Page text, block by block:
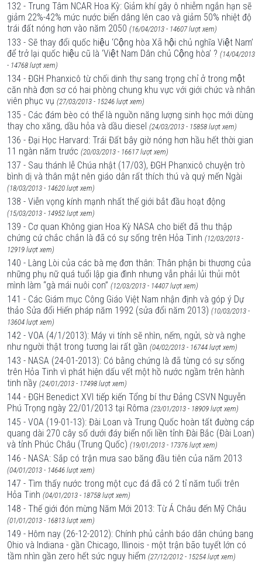
132 - Trung Tâm NCAR Hoa Kỳ: Giảm khí gây ô nhiễm ngắn hạn sẽ
giảm 22%-42% mức nước biển dâng lên cao và giảm 50% nhiệt độ
trái đất nóng hơn vào năm 2050 (16/04/2013 - 14607 lượt xem)
133 - Sẽ thay đổi quốc hiệu ‘Cộng hòa Xã hội chủ nghĩa Việt Nam’
để trở lại quốc hiệu cũ là ‘Việt Nam Dân chủ Cộng hòa’ ? (14/04/2013
- 14768 lượt xem)
134 - ĐGH Phanxicô từ chối dinh thự sang trọng chỉ ở trong một
căn nhà đơn sơ có hai phòng chung khu vực với giới chức và nhân
viên phục vụ (27/03/2013 - 15246 lượt xem)
135 - Các đám bèo có thể là nguồn năng lượng sinh học mới dùng
thay cho xăng, dầu hỏa và dầu diesel (24/03/2013 - 15858 lượt xem)
136 - Đại Học Harvard: Trái Đất bây giờ nóng hơn hầu hết thời gian
11 ngàn năm trước (20/03/2013 - 16617 lượt xem)
137 - Sau thánh lễ Chúa nhật (17/03), ĐGH Phanxicô chuyện trò
bình dị và thân mật nên giáo dân rất thích thú và quý mến Ngài
(18/03/2013 - 14620 lượt xem)
138 - Viễn vọng kính mạnh nhất thế giới bắt đầu hoạt động
(15/03/2013 - 14952 lượt xem)
139 - Cơ quan Không gian Hoa Kỳ NASA cho biết đã thu thập
chứng cứ chắc chắn là đã có sự sống trên Hỏa Tinh (12/03/2013 -
12919 lượt xem)
140 - Làng Lòi của các bà mẹ đơn thân: Thân phận bi thương của
những phụ nữ quá tuổi lập gia đình nhưng vẫn phải lủi thủi môt
mình làm “gà mái nuôi con” (12/03/2013 - 14407 lượt xem)
141 - Các Giám mục Công Giáo Việt Nam nhận định và góp ý Dự
thảo Sửa đổi Hiến pháp năm 1992 (sửa đổi năm 2013) (10/03/2013 -
13604 lượt xem)
142 - VOA (4/1/2013): Máy vi tính sẽ nhìn, nếm, ngửi, sờ và nghe
như người thật trong tương lai rất gần (04/02/2013 - 16744 lượt xem)
143 - NASA (24-01-2013): Có bằng chứng là đã từng có sự sống
trên Hỏa Tinh vì phát hiện dấu vết một hồ nước ngầm trên hành
tinh nầy (24/01/2013 - 17498 lượt xem)
144 - ĐGH Benedict XVI tiếp kiến Tổng bí thư Đảng CSVN Nguyễn
Phú Trọng ngày 22/01/2013 tại Rôma (23/01/2013 - 18909 lượt xem)
145 - VOA (19-01-13): Đài Loan và Trung Quốc hoàn tất đường cáp
quang dài 270 cây số dưới đáy biển nối liền tỉnh Đài Bắc (Đài Loan)
và tỉnh Phúc Châu (Trung Quốc) (19/01/2013 - 17376 lượt xem)
146 - NASA: Sắp có trận mưa sao băng đầu tiên của năm 2013
(04/01/2013 - 14646 lượt xem)
147 - Tìm thấy nước trong một cục đá đã có 2 tỉ năm tuổi trên
Hỏa Tinh (04/01/2013 - 18758 lượt xem)
148 - Thế giới đón mừng Năm Mới 2013: Từ Á Châu đến Mỹ Châu
(01/01/2013 - 16813 lượt xem)
149 - Hôm nay (26-12-2012): Chính phủ cảnh báo dân chúng bang
Ohio và Indiana - gần Chicago, Illinois - một trận bão tuyết lớn có
tầm nhìn gần zero hết sức nguy hiểm (27/12/2012 - 15254 lượt xem)